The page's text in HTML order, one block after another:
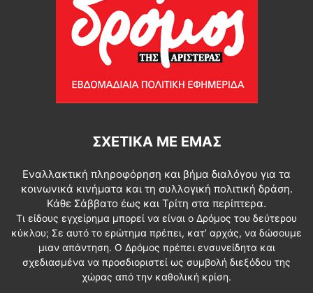
ΣΧΕΤΙΚΆ ΜΕ ΕΜΆΣ
Εναλλακτική πληροφόρηση και βήμα διαλόγου για τα
κοινωνικά κινήματα και τη συλλογική πολιτική δράση.
Κάθε Σάββατο έως και Τρίτη στα περίπτερα.
Τι είδους εγχείρημα μπορεί να είναι ο Δρόμος του δεύτερου
κύκλου; Σε αυτό το ερώτημα πρέπει, κατ’ αρχάς, να δώσουμε
μιαν απάντηση. Ο Δρόμος πρέπει ενσυνείδητα και
σχεδιασμένα να προσδιοριστεί ως συμβολή διεξόδου της
χώρας από την καθολική κρίση.